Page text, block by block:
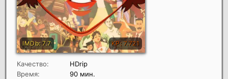
Качество:
HDrip
Время:
90 мин.